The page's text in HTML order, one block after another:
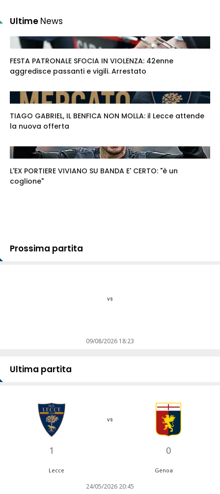
Ultime News
FESTA PATRONALE SFOCIA IN VIOLENZA: 42enne
aggredisce passanti e vigili. Arrestato
TIAGO GABRIEL, IL BENFICA NON MOLLA: il Lecce attende
la nuova offerta
L'EX PORTIERE VIVIANO SU BANDA E' CERTO: "è un
coglione"
Prossima partita
vs
09/08/2026 18:23
Ultima partita
1
vs
0
Lecce Genoa
24/05/2026 20:45